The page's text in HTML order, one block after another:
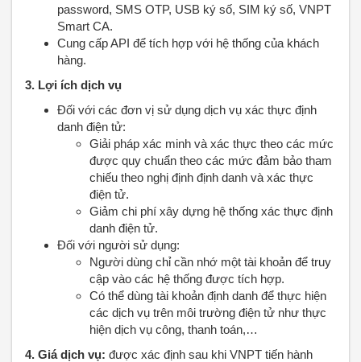
password, SMS OTP, USB ký số, SIM ký số, VNPT
Smart CA.
Cung cấp API để tích hợp với hệ thống của khách
hàng.
3. Lợi ích dịch vụ
Đối với các đơn vị sử dụng dịch vụ xác thực định
danh điện tử:
Giải pháp xác minh và xác thực theo các mức
được quy chuẩn theo các mức đảm bảo tham
chiếu theo nghị định định danh và xác thực
điện tử.
Giảm chi phí xây dựng hệ thống xác thực định
danh điện tử.
Đối với người sử dụng:
Người dùng chỉ cần nhớ một tài khoản để truy
cập vào các hệ thống được tích hợp.
Có thể dùng tài khoản định danh để thực hiện
các dịch vụ trên môi trường điện tử như thực
hiện dịch vụ công, thanh toán,…
4. Giá dịch vụ: được xác định sau khi VNPT tiến hành